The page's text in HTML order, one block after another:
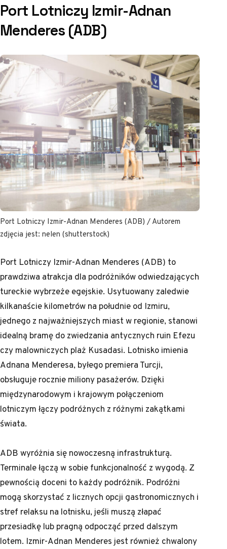
Port Lotniczy Izmir-Adnan
Menderes (ADB)
Port Lotniczy Izmir-Adnan Menderes (ADB) / Autorem
zdjęcia jest: nelen (shutterstock)
Port Lotniczy Izmir-Adnan Menderes (ADB) to
prawdziwa atrakcja dla podróżników odwiedzających
tureckie wybrzeże egejskie. Usytuowany zaledwie
kilkanaście kilometrów na południe od Izmiru,
jednego z najważniejszych miast w regionie, stanowi
idealną bramę do zwiedzania antycznych ruin Efezu
czy malowniczych plaż Kusadasi. Lotnisko imienia
Adnana Menderesa, byłego premiera Turcji,
obsługuje rocznie miliony pasażerów. Dzięki
międzynarodowym i krajowym połączeniom
lotniczym łączy podróżnych z różnymi zakątkami
świata.
ADB wyróżnia się nowoczesną infrastrukturą.
Terminale łączą w sobie funkcjonalność z wygodą. Z
pewnością doceni to każdy podróżnik. Podróżni
mogą skorzystać z licznych opcji gastronomicznych i
stref relaksu na lotnisku, jeśli muszą złapać
przesiadkę lub pragną odpocząć przed dalszym
lotem. Izmir-Adnan Menderes jest również chwalony